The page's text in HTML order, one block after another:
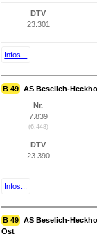
DTV
23.301
Infos...
B 49 AS Beselich-
Nr.
7.839
(6.448)
DTV
23.390
Infos...
B 49 AS Beselich-
Ost